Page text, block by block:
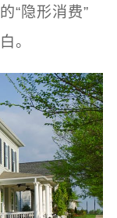
“隐形消费”
。